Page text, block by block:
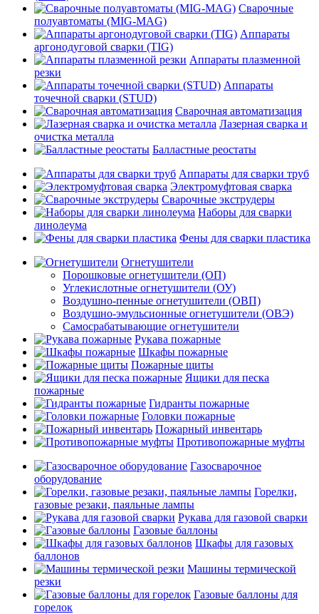
Сварочные
полуавтоматы (MIG-MAG)
Аппараты
аргонодуговой сварки (TIG)
Аппараты плазменной
резки
Аппараты
точечной сварки (STUD)
Сварочная автоматизация
Лазерная сварка и
очистка металла
Балластные реостаты
Аппараты для сварки труб
Электромуфтовая сварка
Сварочные экструдеры
Наборы для сварки
линолеума
Фены для сварки пластика
Огнетушители
Порошковые огнетушители (ОП)
Углекислотные огнетушители (ОУ)
Воздушно-пенные огнетушители (ОВП)
Воздушно-эмульсионные огнетушители (ОВЭ)
Самосрабатывающие огнетушители
Рукава пожарные
Шкафы пожарные
Пожарные щиты
Ящики для песка
пожарные
Гидранты пожарные
Головки пожарные
Пожарный инвентарь
Противопожарные муфты
Газосварочное
оборудование
Горелки,
газовые резаки, паяльные лампы
Рукава для газовой сварки
Газовые баллоны
Шкафы для газовых
баллонов
Машины термической
резки
Газовые баллоны для
горелок